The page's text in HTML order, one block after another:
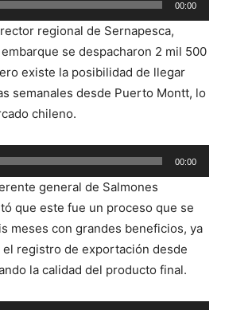
00:00
regional de Sernapesca,
se despacharon 2 mil 500
existe la posibilidad de llegar
semanales desde Puerto Montt, lo
chileno.
00:00
general de Salmones
que este fue un proceso que se
meses con grandes beneficios, ya
registro de exportación desde
la calidad del producto final.